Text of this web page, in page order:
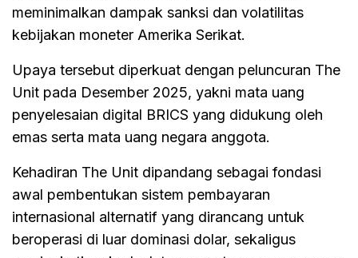
meminimalkan dampak sanksi dan volatilitas
kebijakan moneter Amerika Serikat.
Upaya tersebut diperkuat dengan peluncuran The
Unit pada Desember 2025, yakni mata uang
penyelesaian digital BRICS yang didukung oleh
emas serta mata uang negara anggota.
Kehadiran The Unit dipandang sebagai fondasi
awal pembentukan sistem pembayaran
internasional alternatif yang dirancang untuk
beroperasi di luar dominasi dolar, sekaligus